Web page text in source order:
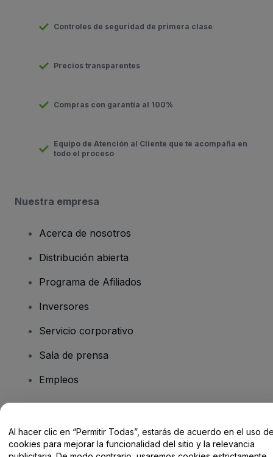
Controles de seguridad de primera clase
Precios transparentes
Compras con garantía al 100%
Equipo de Atención al Cliente que te acompaña en
todo el proceso
Nuestra empresa
Acerca de nosotros
Distribución abierta
Programa de Afiliados
Inversores
Servicio corporativo
Sala de prensa
Empleos
Centro de Ayuda / Contacto
Al hacer clic en “Permitir Todas”, estarás de acuerdo en el uso
cookies para mejorar la funcionalidad del sitio y la relevancia